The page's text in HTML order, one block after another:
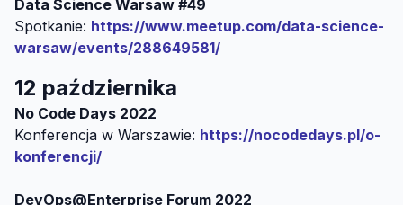
Data Science Warsaw #49
Spotkanie: https://www.meetup.com/data-science-
warsaw/events/288649581/
12 października
Konferencja w Warszawie: https://nocodedays.pl/o-
konferencji/